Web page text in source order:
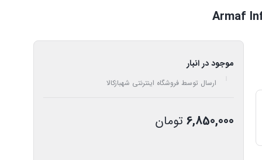
موجود در انبار
ارسال توسط فروشگاه اینترنتی شهبازکالا
6,850,000 تومان